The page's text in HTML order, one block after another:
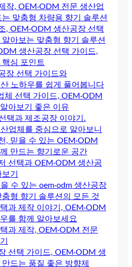
작, OEM·ODM 전문 생산업
맞춤형 차량용 향기 솔루션
, OEM·ODM 생산공장 선택
아보는 맞춤형 향기 솔루션
생산공장 선택 가이드,
심 포인트
장 선택 가이드와
노하우를 쉽게 풀어봅니다
체 선택 가이드, OEM·ODM
아보기 좋은 이유
택과 제조공장 이야기.
업체를 중심으로 알아보니
, 믿을 수 있는 OEM·ODM
만드는 향기로운 공간
선택과 OEM·ODM 생산공
기
수 있는 oem·odm 생산공장
형 향기 솔루션의 모든 것
과 제작 이야기, OEM·ODM
를 함께 알아보세요
과 제작, OEM·ODM 전문
선택 가이드, OEM·ODM 생
드는 품질 좋은 방향제